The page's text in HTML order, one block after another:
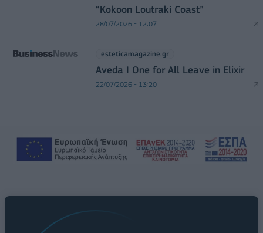
“Kokoon Loutraki Coast”
28/07/2026 - 12:07
esteticamagazine.gr
Aveda I One for All Leave in Elixir
22/07/2026 - 13:20